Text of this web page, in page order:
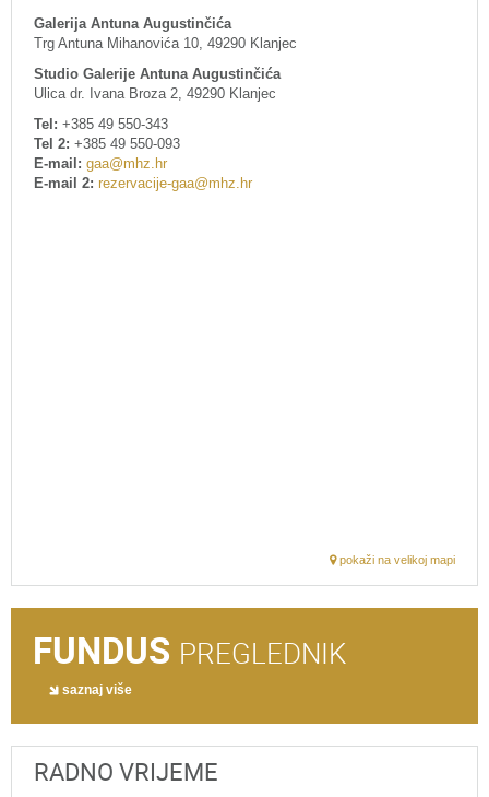
Galerija Antuna Augustinčića
Trg Antuna Mihanovića 10, 49290 Klanjec
Studio Galerije Antuna Augustinčića
Ulica dr. Ivana Broza 2, 49290 Klanjec
Tel: +385 49 550-343
Tel 2: +385 49 550-093
E-mail: gaa@mhz.hr
E-mail 2: rezervacije-gaa@mhz.hr
pokaži na velikoj mapi
FUNDUS PREGLEDNIK
saznaj više
RADNO VRIJEME